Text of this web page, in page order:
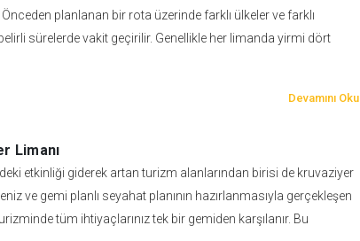
planlanan bir rota üzerinde farklı ülkeler ve farklı
sürelerde vakit geçirilir. Genellikle her limanda yirmi dört
Devamını Oku
Limanı
etkinliği giderek artan turizm alanlarından birisi de kruvaziyer
ve gemi planlı seyahat planının hazırlanmasıyla gerçekleşen
tüm ihtiyaçlarınız tek bir gemiden karşılanır. Bu